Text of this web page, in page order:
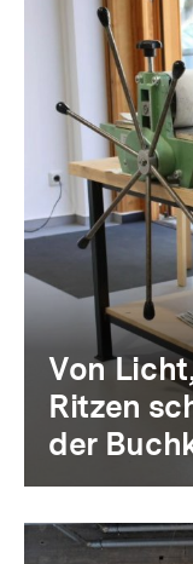
Von
Ritzen
der